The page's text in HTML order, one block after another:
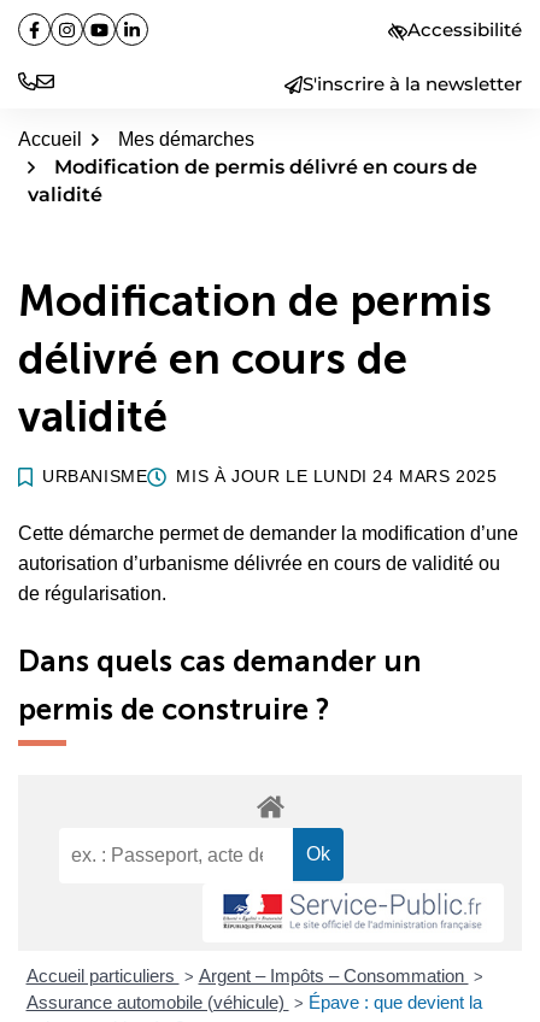
Aller
au
contenu
S'inscrire à la newsletter
Facebook
(ouverture dans un nouvel onglet)
Instagram
(ouverture dans un nouvel onglet)
YouTube
(ouverture dans un nouvel onglet)
Linkedin
(ouverture dans un nouvel onglet) Accessibilité
Accueil Mes démarches
Modification de permis délivré en cours de
validité
Modification de permis
délivré en cours de
validité
URBANISME MIS À JOUR LE LUNDI 24 MARS 2025
Cette démarche permet de demander la modification d’une
autorisation d’urbanisme délivrée en cours de validité ou
de régularisation.
Dans quels cas demander un
permis de construire ?
Accueil particuliers > Argent – Impôts – Consommation >
Assurance automobile (véhicule) > Épave : que devient la